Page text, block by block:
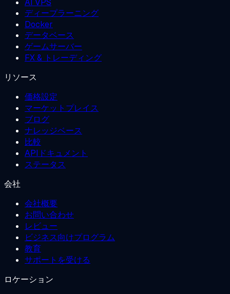
AI VPS
ディープラーニング
Docker
データベース
ゲームサーバー
FX & トレーディング
リソース
価格設定
マーケットプレイス
ブログ
ナレッジベース
比較
APIドキュメント
ステータス
会社
会社概要
お問い合わせ
レビュー
ビジネス向けプログラム
教育
サポートを受ける
ロケーション